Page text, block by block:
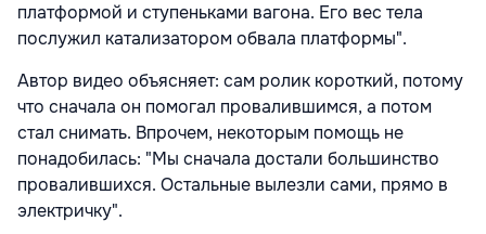
платформой и ступеньками вагона. Его вес тела
послужил катализатором обвала платформы".
Автор видео объясняет: сам ролик короткий, потому
что сначала он помогал провалившимся, а потом
стал снимать. Впрочем, некоторым помощь не
понадобилась: "Мы сначала достали большинство
провалившихся. Остальные вылезли сами, прямо в
электричку".